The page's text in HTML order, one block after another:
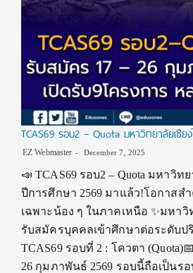
TCAS69 รอบ2 – Quota มหาวิทยาลัยเชีย
EZ Webmaster December 7, 2025
📣 TCAS69 รอบ2 – Quota มหาวิท
ปีการศึกษา 2569 มาแล้ว!โอกาสส
เฉพาะน้อง ๆ ในภาคเหนือ ✨มหาวิ
รับสมัครบุคคลเข้าศึกษาต่อระดับ
TCAS69 รอบที่ 2 : โควตา
26 กุมภาพันธ์ 2569 รอบนี้ถือเป็นร